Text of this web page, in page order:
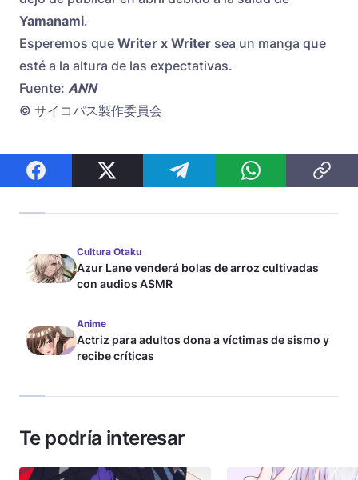
Yamanami.
Esperemos que Writer x Writer sea un manga que
esté a la altura de las expectativas.
Fuente: ANN
© サイコパス製作委員会
Cultura Otaku
Azur Lane venderá bolas de arroz cultivadas
con audios ASMR
Anime
Actriz para adultos dona a víctimas de sismo y
recibe críticas
Te podría interesar